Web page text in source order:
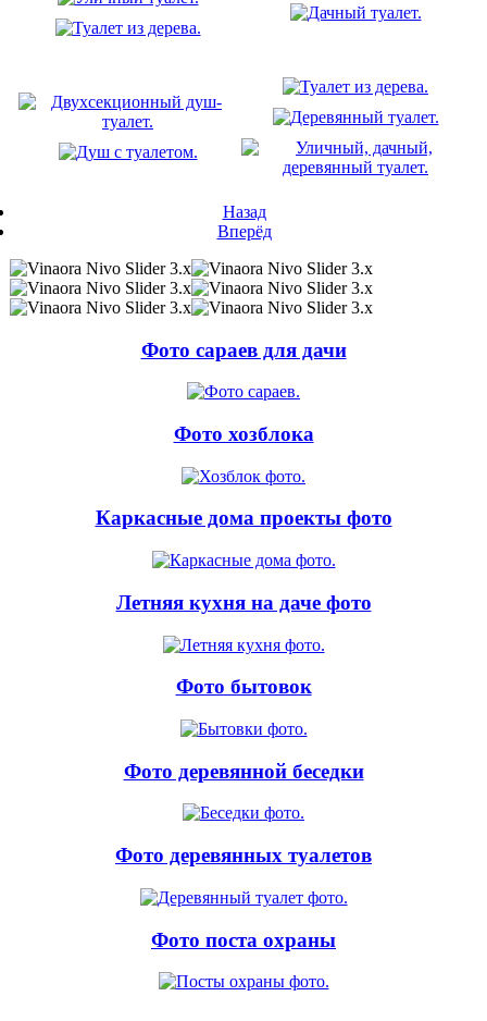
Назад
Вперёд
Фото сараев для дачи
Фото хозблока
Каркасные дома проекты фото
Летняя кухня на даче фото
Фото бытовок
Фото деревянной беседки
Фото деревянных туалетов
Фото поста охраны